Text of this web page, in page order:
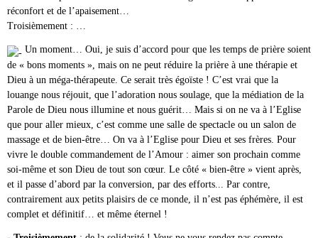
réconfort et de l’apaisement…
Troisièmement : …
Un moment… Oui, je suis d’accord pour que les temps de prière soient
de « bons moments », mais on ne peut réduire la prière à une thérapie et
Dieu à un méga-thérapeute. Ce serait très égoïste ! C’est vrai que la
louange nous réjouit, que l’adoration nous soulage, que la médiation de la
Parole de Dieu nous illumine et nous guérit… Mais si on ne va à l’Eglise
que pour aller mieux, c’est comme une salle de spectacle ou un salon de
massage et de bien-être… On va à l’Eglise pour Dieu et ses frères. Pour
vivre le double commandement de l’Amour : aimer son prochain comme
soi-même et son Dieu de tout son cœur. Le côté « bien-être » vient après,
et il passe d’abord par la conversion, par des efforts... Par contre,
contrairement aux petits plaisirs de ce monde, il n’est pas éphémère, il est
complet et définitif… et même éternel !